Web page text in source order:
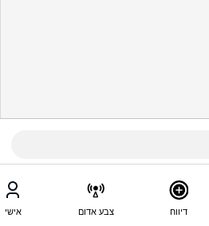
דיווח צבע אדום אישי